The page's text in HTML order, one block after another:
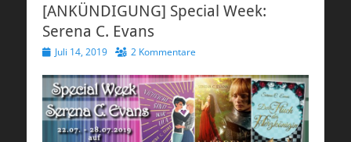
[ANKÜNDIGUNG] Special Week:
Serena C. Evans
Veröffentlicht
Juli 14, 2019 2 Kommentare